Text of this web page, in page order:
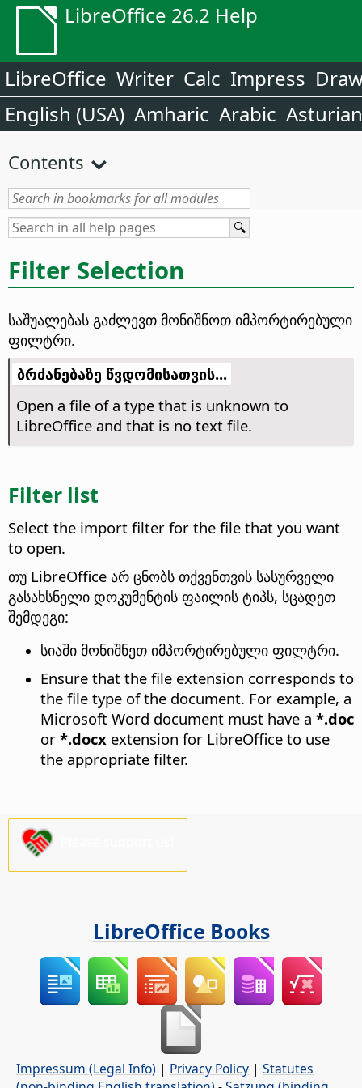
LibreOffice 26.2 Help
LibreOffice Writer Calc Impress
English (USA) Amharic Arabic Asturian
Contents
Filter Selection
საშუალებას გაძლევთ მონიშნოთ იმპორტირებული
ფილტრი.
ბრძანებაზე წვდომისათვის...
Open a file of a type that is unknown to
LibreOffice and that is no text file.
Filter list
Select the import filter for the file that you want
to open.
თუ LibreOffice არ ცნობს თქვენთვის სასურველი
გასახსნელი დოკუმენტის ფაილის ტიპს, სცადეთ
შემდეგი:
სიაში მონიშნეთ იმპორტირებული ფილტრი.
Ensure that the file extension corresponds to
the file type of the document. For example, a
Microsoft Word document must have a *.doc
or *.docx extension for LibreOffice to use
the appropriate filter.
LibreOffice Books
Impressum (Legal Info) | Privacy Policy | Statutes